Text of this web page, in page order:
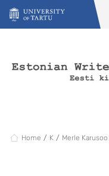
Skip to content
Home K Merle Karusoo